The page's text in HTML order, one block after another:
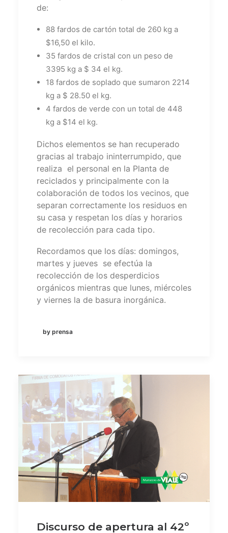
de:
88 fardos de cartón total de 260 kg a
$16,50 el kilo.
35 fardos de cristal con un peso de
3395 kg a $ 34 el kg.
18 fardos de soplado que sumaron 2214
kg a $ 28.50 el kg.
4 fardos de verde con un total de 448
kg a $14 el kg.
Dichos elementos se han recuperado
gracias al trabajo ininterrumpido, que
realiza el personal en la Planta de
reciclados y principalmente con la
colaboración de todos los vecinos, que
separan correctamente los residuos en
su casa y respetan los días y horarios
de recolección para cada tipo.
Recordamos que los días: domingos,
martes y jueves se efectúa la
recolección de los desperdicios
orgánicos mientras que lunes, miércoles
y viernes la de basura inorgánica.
by prensa
Discurso de apertura al 42º